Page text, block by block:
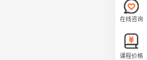
在线咨询
课程价格